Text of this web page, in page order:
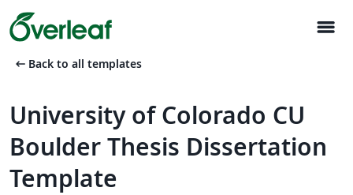
menu
arrow_left_alt Back to all templates
University of Colorado CU
Boulder Thesis Dissertation
Template